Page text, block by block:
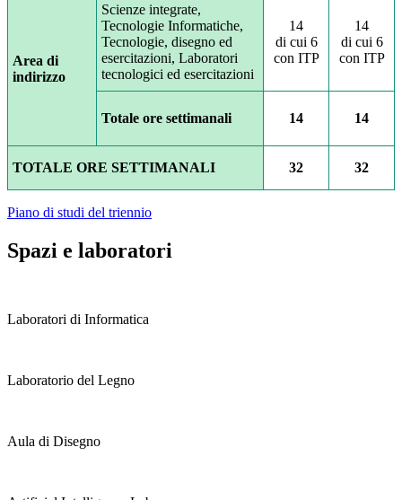
Area di
indirizzo
Scienze integrate,
Tecnologie Informatiche,
Tecnologie, disegno ed
esercitazioni, Laboratori
tecnologici ed esercitazioni
14
di cui 6
con ITP
14
di cui 6
con ITP
Totale ore settimanali 14 14
TOTALE ORE SETTIMANALI 32 32
Piano di studi del triennio
Spazi e laboratori
Laboratori di Informatica
Laboratorio del Legno
Aula di Disegno